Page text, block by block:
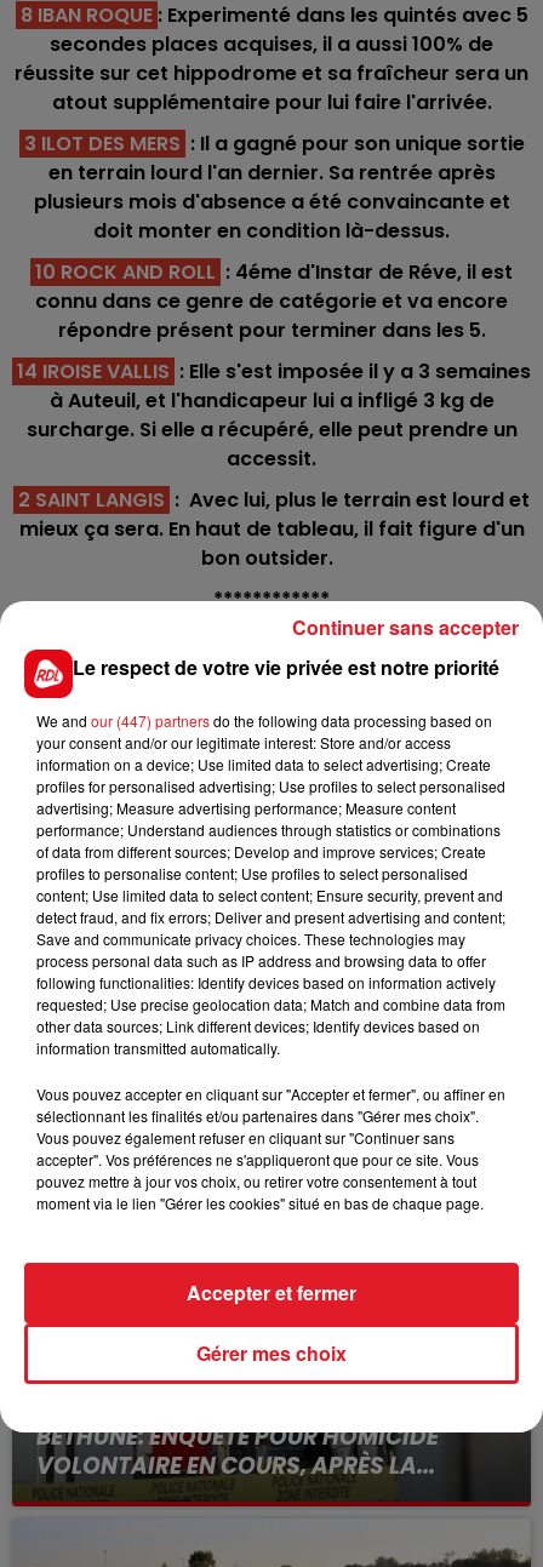
8 IBAN ROQUE : Experimenté dans les quintés avec 5
secondes places acquises, il a aussi 100% de
réussite sur cet hippodrome et sa fraîcheur sera un
atout supplémentaire pour lui faire l'arrivée.
3 ILOT DES MERS : Il a gagné pour son unique sortie
en terrain lourd l'an dernier. Sa rentrée après
plusieurs mois d'absence a été convaincante et
doit monter en condition là-dessus.
10 ROCK AND ROLL : 4éme d'Instar de Réve, il est
connu dans ce genre de catégorie et va encore
répondre présent pour terminer dans les 5.
14 IROISE VALLIS : Elle s'est imposée il y a 3 semaines
à Auteuil, et l'handicapeur lui a infligé 3 kg de
surcharge. Si elle a récupéré, elle peut prendre un
accessit.
2 SAINT LANGIS : Avec lui, plus le terrain est lourd et
mieux ça sera. En haut de tableau, il fait figure d'un
bon outsider.
************
Hippodrome du Croisé-laroche - Galop - 16h
C1 : 3 - 10 - 1 - 5 - 4
C2 : 8 - 11 - 4 - 5 - 2
C3 : 4 - 9 - 1 - 5 - 10
C4 : 4 - 11 - 10 - 7 - 9
C5 : 3 - 6 - 7 - 2 - 5
C6 : 6 - 5 - 7 - 1
C7 : 2 - 4 - 6 - 3 - 1
C8 : 13 - 14 - 7 - 2 - 3
La sélection de la réunion : 103 JOAO - 208
BURRATINA - 304 SENZA TE
FILS D'ACTUS
BÉTHUNE: ENQUÊTE POUR HOMICIDE
VOLONTAIRE EN COURS, APRÈS LA...
Selon les premiers éléments, le logement servait
Le respect de votre vie privée est notre priorité
We and our (447) partnersdo the following data processing based on
your consent and/or our legitimate interest: Store and/or access
information on a device; Use limited data to select advertising; Create
profiles for personalised advertising; Use profiles to select personalised
advertising; Measure advertising performance; Measure content
performance; Understand audiences through statistics or combinations
of data from different sources; Develop and improve services; Create
profiles to personalise content; Use profiles to select personalised
content; Use limited data to select content; Ensure security, prevent and
detect fraud, and fix errors; Deliver and present advertising and content;
Save and communicate privacy choices. These technologies may
process personal data such as IP address and browsing data to offer
following functionalities: Identify devices based on information actively
requested; Use precise geolocation data; Match and combine data from
other data sources; Link different devices; Identify devices based on
information transmitted automatically.
Vous pouvez accepter en cliquant sur "Accepter et fermer", ou affiner en
sélectionnant les finalités et/ou partenaires dans "Gérer mes choix".
Vous pouvez également refuser en cliquant sur "Continuer sans
accepter". Vos préférences ne s'appliqueront que pour ce site. Vous
pouvez mettre à jour vos choix, ou retirer votre consentement à tout
moment via le lien "Gérer les cookies" situé en bas de chaque page.
Gérer mes choix
Accepter et fermer
Continuer sans accepter